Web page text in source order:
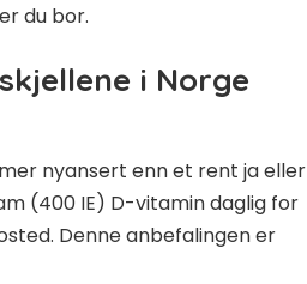
du bor.
i Norge
nyansert enn et rent ja eller
(400 IE) D-vitamin daglig for
Denne anbefalingen er